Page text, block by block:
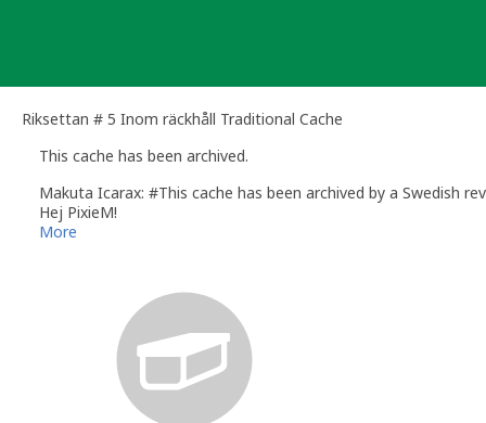
Riksettan # 5 Inom räckhåll Traditional Cache
This cache has been archived.
Makuta Icarax: #This cache has been archived by a Swedish
Hej PixieM!
För ett tag informerade vi dig om att allt inte verkade stå
Makuta Icarax, reviewer
Besök gärna Sveriges avdelning i Geocachings officiella wiki
More